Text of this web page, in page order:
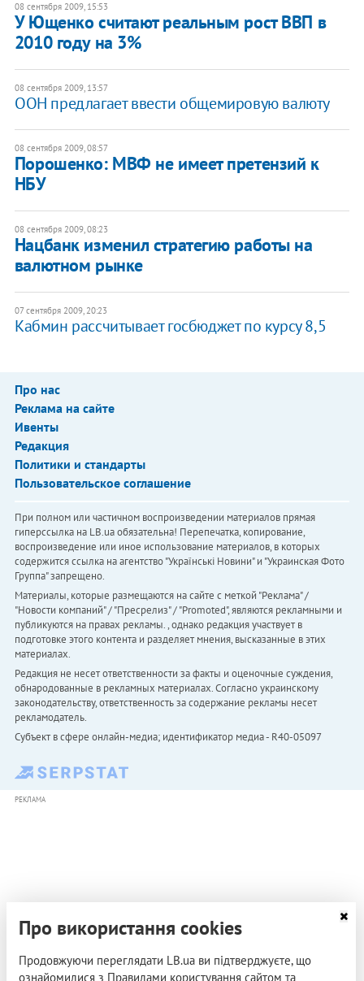
08 сентября 2009, 15:53
У Ющенко считают реальным рост ВВП в
2010 году на 3%
08 сентября 2009, 13:57
ООН предлагает ввести общемировую валюту
08 сентября 2009, 08:57
Порошенко: МВФ не имеет претензий к
НБУ
08 сентября 2009, 08:23
Нацбанк изменил стратегию работы на
валютном рынке
07 сентября 2009, 20:23
Кабмин рассчитывает госбюджет по курсу 8,5
Про нас
Реклама на сайте
Ивенты
Редакция
Политики и стандарты
Пользовательское соглашение
При полном или частичном воспроизведении материалов прямая
гиперссылка на LB.ua обязательна! Перепечатка, копирование,
воспроизведение или иное использование материалов, в которых
содержится ссылка на агентство "Українськi Новини" и "Украинская Фото
Группа" запрещено.
Материалы, которые размещаются на сайте с меткой "Реклама" /
"Новости компаний" / "Пресрелиз" / "Promoted", являются рекламными и
публикуются на правах рекламы. , однако редакция участвует в
подготовке этого контента и разделяет мнения, высказанные в этих
материалах.
Редакция не несет ответственности за факты и оценочные суждения,
обнародованные в рекламных материалах. Согласно украинскому
законодательству, ответственность за содержание рекламы несет
рекламодатель.
Субъект в сфере онлайн-медиа; идентификатор медиа - R40-05097
РЕКЛАМА
Про використання cookies
Продовжуючи переглядати LB.ua ви підтверджуєте, що
ознайомилися з Правилами користування сайтом та